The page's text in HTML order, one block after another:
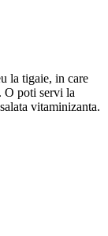
la tigaie, in care
O poti servi la
vitaminizanta.